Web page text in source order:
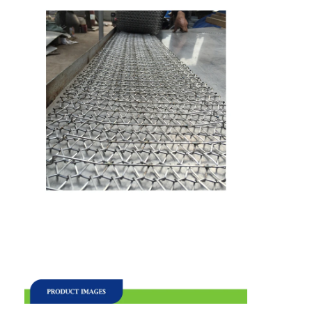
फैक्टरी यात्रा
गुणवत्ता नियंत्रण
हमसे संपर्क करें
समाचार
सभी मामलों
खाद्य जाल बेल्ट